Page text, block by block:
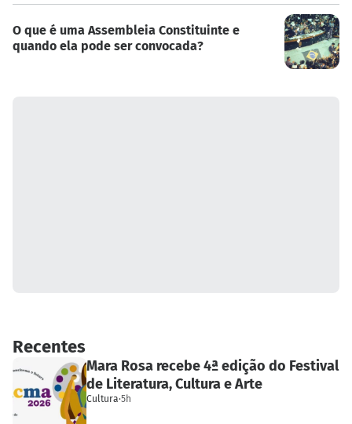
O que é uma Assembleia Constituinte e
quando ela pode ser convocada?
Recentes
Mara Rosa recebe 4ª edição do Festival
de Literatura, Cultura e Arte
Cultura·5h